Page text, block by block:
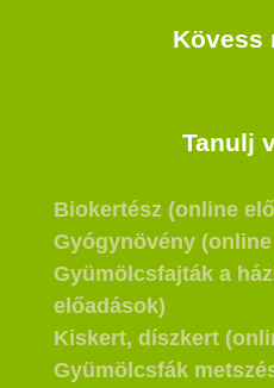
Kövess
Tanulj
Biokertész (online
Gyógynövény
Gyümölcsfajták a
előadások)
Kiskert, díszkert
Gyümölcsfák